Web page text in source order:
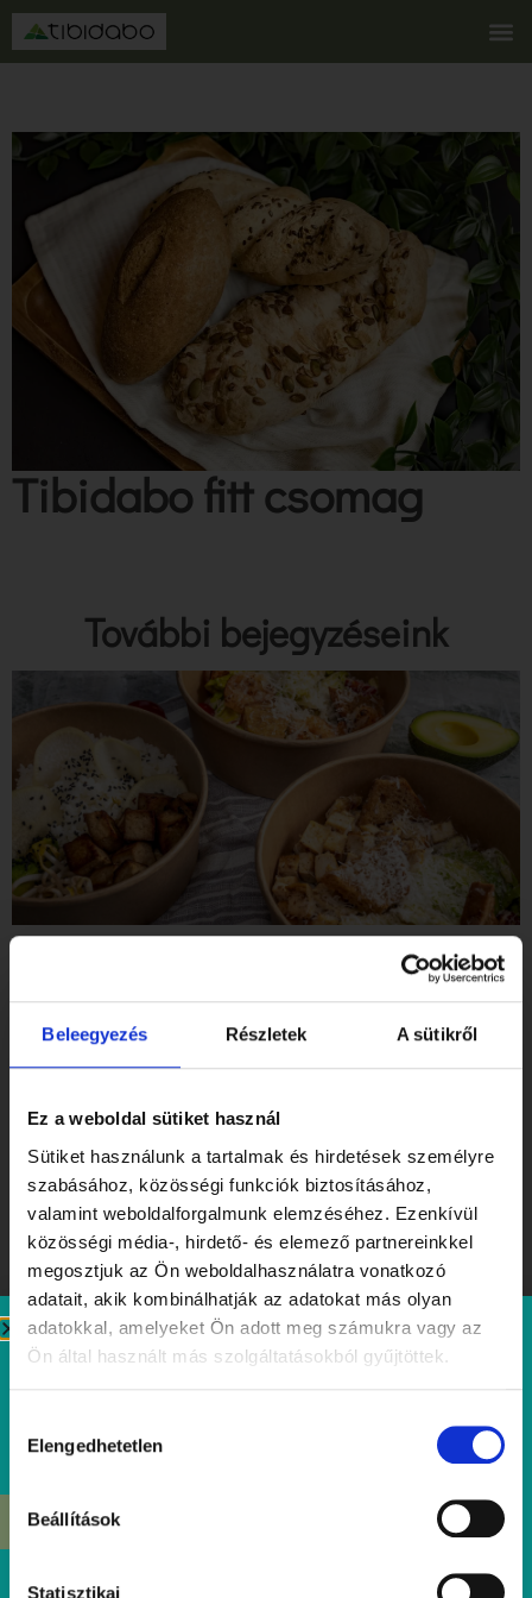
Beleegyezés Részletek A sütikről
Ez a weboldal sütiket használ
Sütiket használunk a tartalmak és hirdetések személyre
szabásához, közösségi funkciók biztosításához,
valamint weboldalforgalmunk elemzéséhez. Ezenkívül
közösségi média-, hirdető- és elemező partnereinkkel
megosztjuk az Ön weboldalhasználatra vonatkozó
adatait, akik kombinálhatják az adatokat más olyan
adatokkal, amelyeket Ön adott meg számukra vagy az
Ön által használt más szolgáltatásokból gyűjtöttek.
kiválasztása
Elengedhetetlen
Beállítások
Statisztikai
Tibidabo fitt csomag
További bejegyzéseink
Tibidabo Gluténmentes Étterem & Pékség a SZIGET
Ízek, amiket érdemes megjegyezni – Tibidabo Kóstolóhét a
ÉRDEKEL